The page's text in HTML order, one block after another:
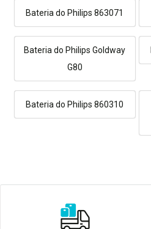
Bateria do Philips 863071
Bateria do Philips Goldway
G80
Bateria do Philips 860310